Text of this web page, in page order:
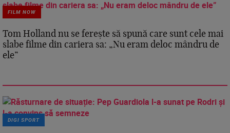
FILM NOW
Tom Holland nu se ferește să spună care sunt cele mai
slabe filme din cariera sa: „Nu eram deloc mândru de
ele”
DIGI SPORT